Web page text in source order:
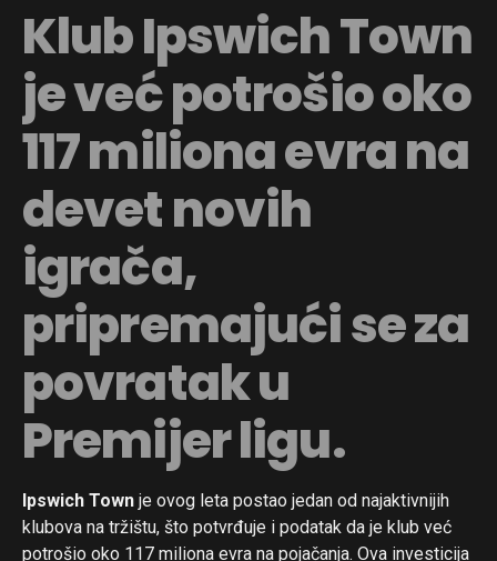
Klub Ipswich Town
je već potrošio oko
117 miliona evra na
devet novih
igrača,
pripremajući se za
povratak u
Premijer ligu.
Ipswich Town je ovog leta postao jedan od najaktivnijih
klubova na tržištu, što potvrđuje i podatak da je klub već
potrošio oko 117 miliona evra na pojačanja. Ova investicija